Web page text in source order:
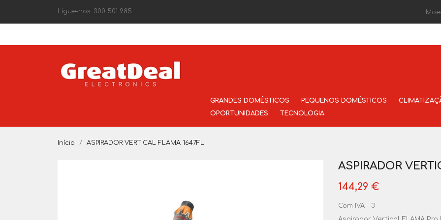
Ligue-nos: 300 501 985
GRANDES DOMÉSTICOS PEQUENOS DOMÉSTICOS
OPORTUNIDADES
TECNOLOGIA
Início ASPIRADOR VERTICAL FLAMA 1647FL
ASPIRADOR
144,29 €
Com IVA 3